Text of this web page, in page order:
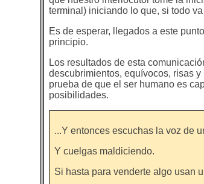
terminal) iniciando lo que, si todo
Es de esperar, llegados a este
principio.
Los resultados de esta
descubrimientos, equívocos, risas
prueba de que el ser humano es
posibilidades.
...Y entonces escuchas la voz de
Y cuelgas maldiciendo.
Si hasta para venderte algo usan